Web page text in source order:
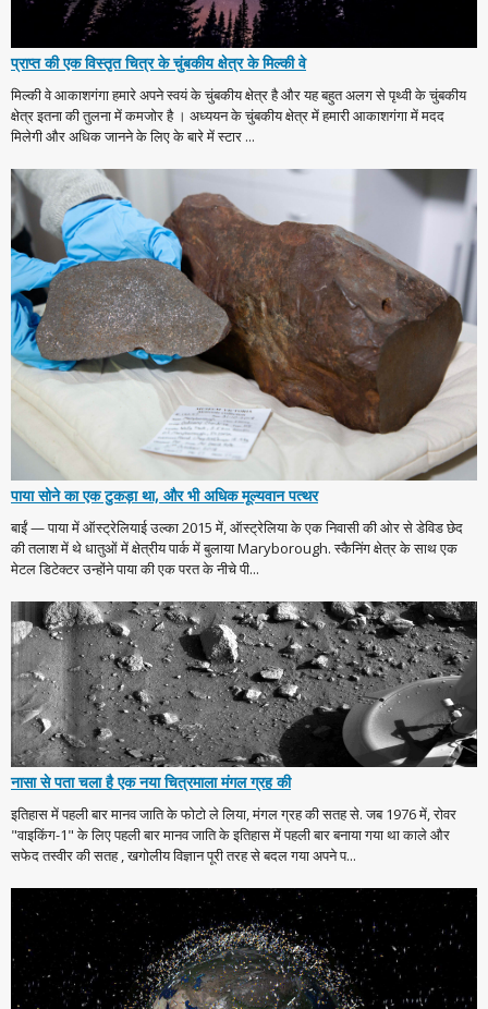
प्राप्त की एक विस्तृत चित्र के चुंबकीय क्षेत्र के मिल्की वे
मिल्की वे आकाशगंगा हमारे अपने स्वयं के चुंबकीय क्षेत्र है और यह बहुत अलग से पृथ्वी के चुंबकीय
क्षेत्र इतना की तुलना में कमजोर है । अध्ययन के चुंबकीय क्षेत्र में हमारी आकाशगंगा में मदद
मिलेगी और अधिक जानने के लिए के बारे में स्टार ...
पाया सोने का एक टुकड़ा था, और भी अधिक मूल्यवान पत्थर
बाईं — पाया में ऑस्ट्रेलियाई उल्का 2015 में, ऑस्ट्रेलिया के एक निवासी की ओर से डेविड छेद
की तलाश में थे धातुओं में क्षेत्रीय पार्क में बुलाया Maryborough. स्कैनिंग क्षेत्र के साथ एक
मेटल डिटेक्टर उन्होंने पाया की एक परत के नीचे पी...
नासा से पता चला है एक नया चित्रमाला मंगल ग्रह की
इतिहास में पहली बार मानव जाति के फोटो ले लिया, मंगल ग्रह की सतह से. जब 1976 में, रोवर
"वाइकिंग-1" के लिए पहली बार मानव जाति के इतिहास में पहली बार बनाया गया था काले और
सफेद तस्वीर की सतह , खगोलीय विज्ञान पूरी तरह से बदल गया अपने प...